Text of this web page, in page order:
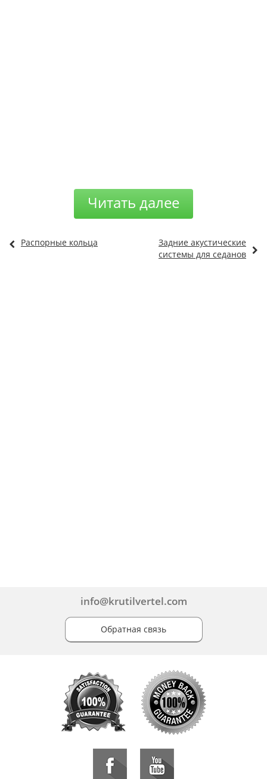
Читать далее
Распорные кольца
Задние акустические
системы для седанов
info@krutilvertel.com
Обратная связь